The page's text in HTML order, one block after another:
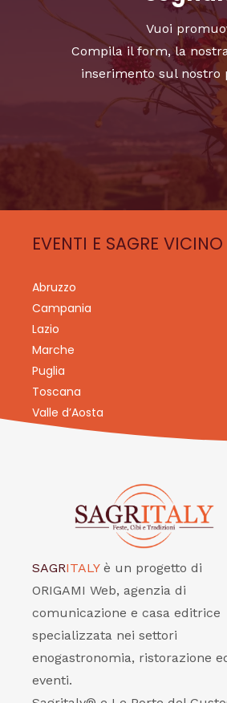
Vuoi
Compila il form, la
inserimento sul nostro
EVENTI E SAGRE
Abruzzo
Campania
Lazio
Marche
Puglia
Toscana
Valle d’Aosta
SAGRITALY è un progetto di
ORIGAMI Web, agenzia di
comunicazione e casa editrice
specializzata nei settori
enogastronomia, ristorazione
eventi.